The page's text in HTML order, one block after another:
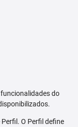
do
O Perfil define